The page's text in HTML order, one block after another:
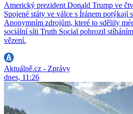
Americký prezident Donald Trump ve
Spojené státy ve válce s Íránem potýkají
Anonymním zdrojům, které to sdělily
sociální síti Truth Social pohrozil
vězení.
Aktuálně.cz - Zprávy
dnes, 11:26